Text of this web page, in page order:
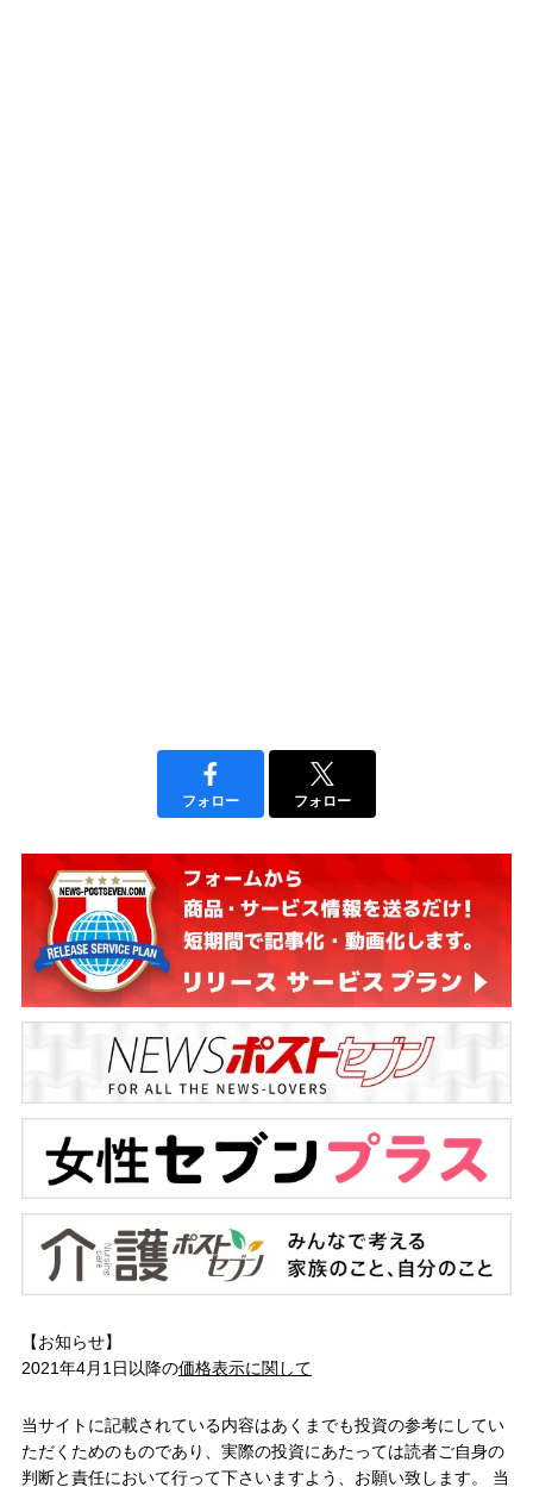
フォロー フォロー
【お知らせ】
2021年4月1日以降の価格表示に関して
当サイトに記載されている内容はあくまでも投資の参考にしてい
ただくためのものであり、実際の投資にあたっては読者ご自身の
判断と責任において行って下さいますよう、お願い致します。 当